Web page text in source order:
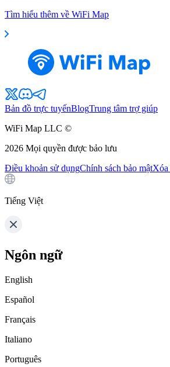
Tìm hiểu thêm về WiFi Map
Bản đồ trực tuyếnBlogTrung tâm trợ giúp
WiFi Map LLC ©
2026 Mọi quyền được bảo lưu
Điều khoản sử dụngChính sách bảo mậtXóa
Tiếng Việt
Ngôn ngữ
English
Español
Français
Italiano
Português